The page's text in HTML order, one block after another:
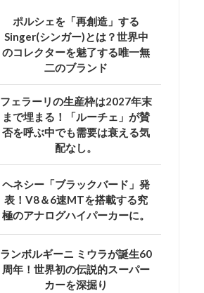
ポルシェを「再創造」する
Singer(シンガー)とは？世界中
のコレクターを魅了する唯一無
二のブランド
フェラーリの生産枠は2027年末
まで埋まる！「ルーチェ」が賛
否を呼ぶ中でも需要は衰える気
配なし。
ヘネシー「ブラックバード」発
表！V8＆6速MTを搭載する究
極のアナログハイパーカーに。
ランボルギーニ ミウラが誕生60
周年！世界初の伝説的スーパー
カーを深掘り